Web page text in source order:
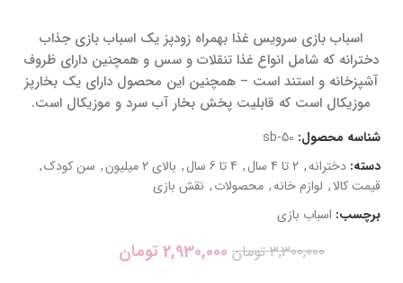
اسباب بازی سرویس غذا بهمراه زودپز یک اسباب بازی جذاب
دخترانه که شامل انواع غذا تنقلات و سس و همچنین دارای ظروف
آشپزخانه و استند است – همچنین این محصول دارای یک بخارپز
موزیکال است که قابلیت پخش بخار آب سرد و موزیکال است.
شناسه محصول: sb-50
دسته: دخترانه, 2 تا 4 سال , 4 تا 6 سال , بالای 2 میلیون , سن کودک,
قیمت کالا, لوازم خانه, محصولات, نقش بازی
برچسب: اسباب بازی
3,300,000 تومان 2,930,000 تومان